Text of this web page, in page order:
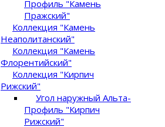
Профиль "Камень
Пражский"
Коллекция "Камень
Неаполитанский"
Коллекция "Камень
Флорентийский"
Коллекция "Кирпич
Рижский"
Угол наружный Альта-
Профиль "Кирпич
Рижский"